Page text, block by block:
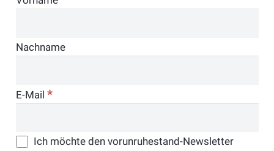
Nachname
E-Mail *
Ich möchte den vorunruhestand-Newsletter